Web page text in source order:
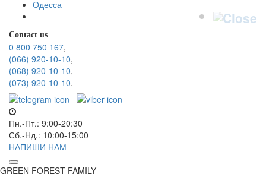
Одесса
Contact us
0 800 750 167,
(066) 920-10-10,
(068) 920-10-10,
(073) 920-10-10.
Пн.-Пт.: 9:00-20:30
Сб.-Нд.: 10:00-15:00
НАПИШИ НАМ
GREEN FOREST FAMILY